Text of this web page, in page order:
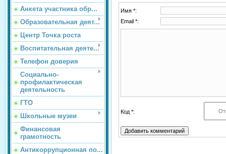
Анкета участника обр...
Образовательная деят...
Центр Точка роста
Воспитательная деяте...
Телефон доверия
Социально-
профилактическая
деятельность
ГТО
Школьные музеи
Финансовая
грамотность
Антикоррупционная по...
Имя *:
Email *:
Код *: